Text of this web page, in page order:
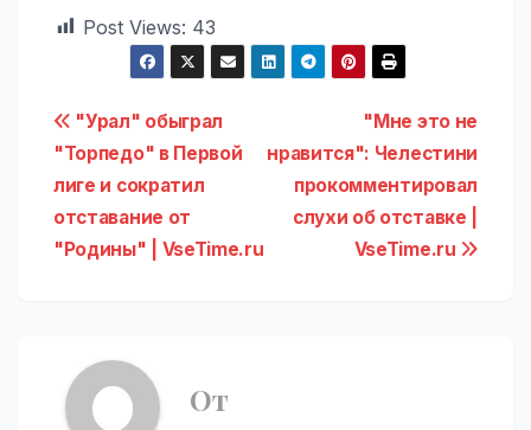
Post Views: 43
Навигация
по
записям
"Мне это не
нравится": Челестини
прокомментировал
слухи об отставке |
VseTime.ru
"Урал" обыграл
"Торпедо" в Первой
лиге и сократил
отставание от
"Родины" | VseTime.ru
От